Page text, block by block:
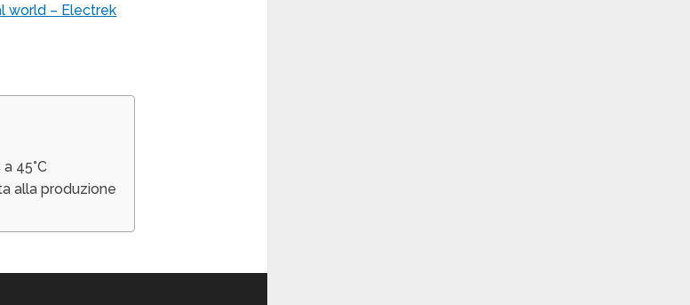
world – Electrek
45°C
alla produzione